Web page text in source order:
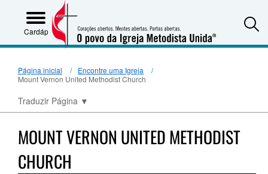
Cardápio
Página inicial
Encontre uma Igreja
Mount Vernon United Methodist Church
Traduzir Página ▼
MOUNT VERNON UNITED METHODIST
CHURCH